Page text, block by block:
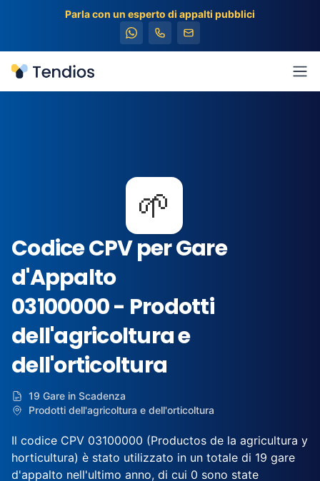
Parla con un esperto di appalti pubblici
Tendios
🌱
Codice CPV per Gare
d'Appalto
03100000 - Prodotti
dell'agricoltura e
dell'orticoltura
19 Gare in Scadenza
Prodotti dell'agricoltura e dell'orticoltura
Il codice CPV 03100000 (Productos de la agricultura y
horticultura) è stato utilizzato in un totale di 19 gare
d'appalto nell'ultimo anno, di cui 0 sono state